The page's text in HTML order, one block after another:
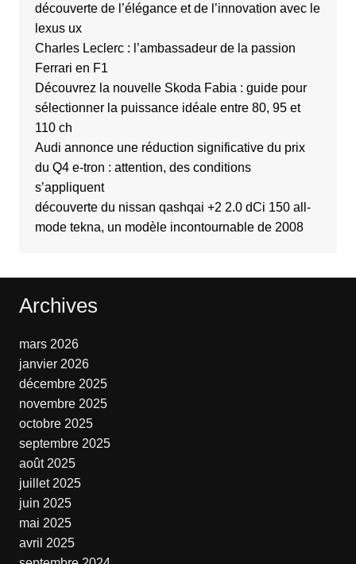
découverte de l’élégance et de l’innovation avec le
lexus ux
Charles Leclerc : l’ambassadeur de la passion
Ferrari en F1
Découvrez la nouvelle Skoda Fabia : guide pour
sélectionner la puissance idéale entre 80, 95 et
110 ch
Audi annonce une réduction significative du prix
du Q4 e-tron : attention, des conditions
s’appliquent
découverte du nissan qashqai +2 2.0 dCi 150 all-
mode tekna, un modèle incontournable de 2008
Archives
mars 2026
janvier 2026
décembre 2025
novembre 2025
octobre 2025
septembre 2025
août 2025
juillet 2025
juin 2025
mai 2025
avril 2025